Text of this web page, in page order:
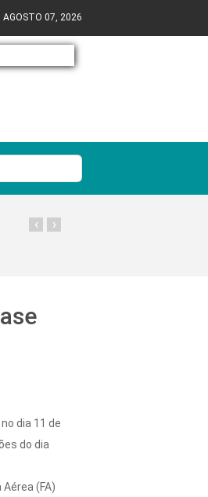
AGOSTO 07, 2026
›
‹
dia 11 de
do dia
(FA)